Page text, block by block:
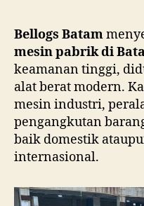
Bellogs Batam
mesin pabrik di
keamanan tinggi,
alat berat modern.
mesin industri,
pengangkutan
baik domestik
internasional.